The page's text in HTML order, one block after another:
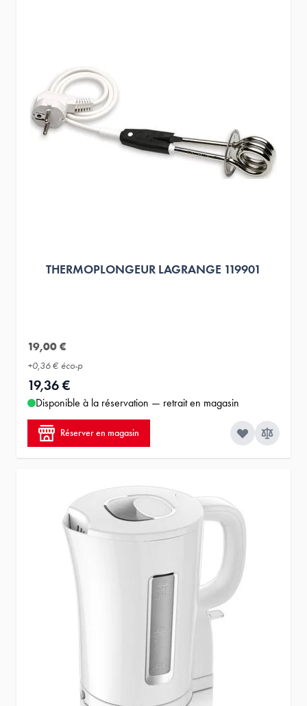
THERMOPLONGEUR LAGRANGE 119901
19,00 €
+0,36 € éco-p
19,36 €
Disponible à la réservation — retrait en magasin
Réserver en magasin